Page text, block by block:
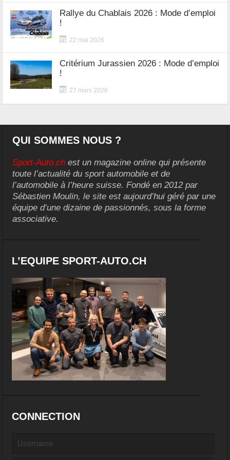
Rallye du Chablais 2026 : Mode d’emploi
!
22 mai 2026
Critérium Jurassien 2026 : Mode d’emploi
!
27 mars 2026
QUI SOMMES NOUS ?
Sport-Auto.ch est un magazine online qui présente
toute l’actualité du sport automobile et de
l’automobile à l’heure suisse. Fondé en 2012 par
Sébastien Moulin, le site est aujourd’hui géré par une
équipe d’une dizaine de passionnés, sous la forme
associative.
L’EQUIPE SPORT-AUTO.CH
CONNECTION